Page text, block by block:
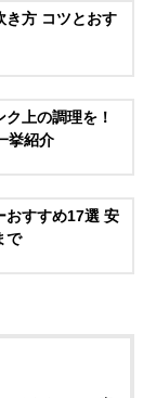
ジー土
8.6cm
引き
き方 コツとおす
上の調理を！
挙紹介
おすすめ17選 安
で